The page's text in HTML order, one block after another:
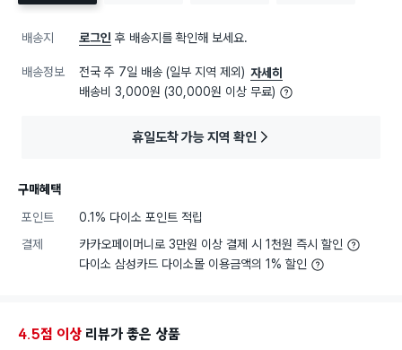
배송지 로그인 후 배송지를 확인해 보세요.
배송정보 전국 주 7일 배송 (일부 지역 제외) 자세히
배송비 3,000원 (30,000원 이상 무료)
휴일도착 가능 지역 확인
구매혜택
포인트
0.1% 다이소 포인트 적립
결제
카카오페이머니로 3만원 이상 결제 시 1천원 즉시 할인
다이소 삼성카드 다이소몰 이용금액의 1% 할인
4.5점 이상 리뷰가 좋은 상품